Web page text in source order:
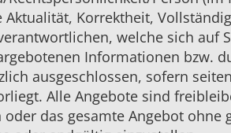
Korrektheit,
welche sich auf
Informationen bzw.
ausgeschlossen, sofern
Alle Angebote sind
das gesamte Angebot ohne